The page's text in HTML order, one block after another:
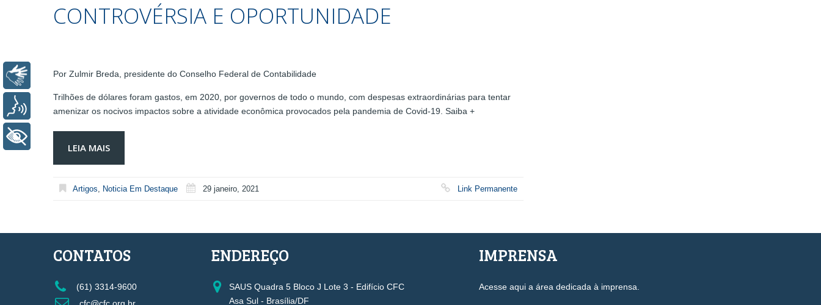
CONTROVÉRSIA E OPORTUNIDADE
Por Zulmir Breda, presidente do Conselho Federal de Contabilidade
Trilhões de dólares foram gastos, em 2020, por governos de todo o mundo, com despesas extraordinárias para tentar
amenizar os nocivos impactos sobre a atividade econômica provocados pela pandemia de Covid-19. Saiba +
LEIA MAIS
Artigos Noticia Em Destaque 29 janeiro, 2021 Link Permanente
CONTATOS
(61) 3314-9600
cfc@cfc.org.br
ENDEREÇO
SAUS Quadra 5 Bloco J Lote 3 - Edifício CFC
Asa Sul - Brasília/DF
IMPRENSA
Acesse aqui a área dedicada à imprensa.
Libras